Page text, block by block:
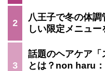
2
八王子で冬の体
しい限定メニュー
3
話題のヘアケア「
とは？non haru